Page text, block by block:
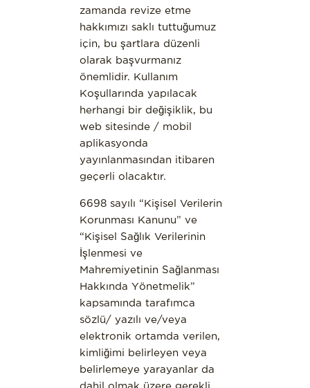
zamanda revize etme
hakkımızı saklı tuttuğumuz
için, bu şartlara düzenli
olarak başvurmanız
önemlidir. Kullanım
Koşullarında yapılacak
herhangi bir değişiklik, bu
web sitesinde / mobil
aplikasyonda
yayınlanmasından itibaren
geçerli olacaktır.
6698 sayılı “Kişisel Verilerin
Korunması Kanunu” ve
“Kişisel Sağlık Verilerinin
İşlenmesi ve
Mahremiyetinin Sağlanması
Hakkında Yönetmelik”
kapsamında tarafımca
sözlü/ yazılı ve/veya
elektronik ortamda verilen,
kimliğimi belirleyen veya
belirlemeye yarayanlar da
dahil olmak üzere gerekli